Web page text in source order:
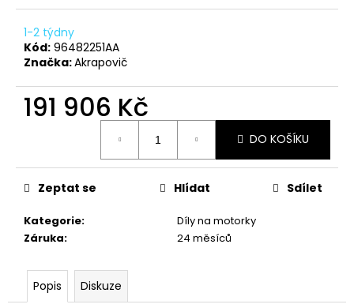
1-2 týdny
Kód: 96482251AA
Značka:Akrapovič
191 906 Kč
DO KOŠÍKU
Kategorie:
Díly na motorky
Záruka: 24 měsíců
Zeptat se Hlídat Sdílet
Popis Diskuze
029
Kč